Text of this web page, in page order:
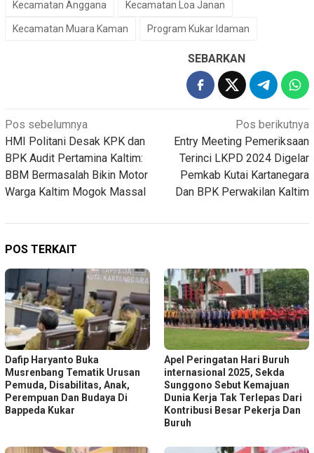
Kecamatan Anggana Kecamatan Loa Janan
Kecamatan Muara Kaman Program Kukar Idaman
SEBARKAN
Navigasi
pos
Pos sebelumnya
HMI Politani Desak KPK dan
BPK Audit Pertamina Kaltim:
BBM Bermasalah Bikin Motor
Warga Kaltim Mogok Massal
Pos berikutnya
Entry Meeting Pemeriksaan
Terinci LKPD 2024 Digelar
Pemkab Kutai Kartanegara
Dan BPK Perwakilan Kaltim
POS TERKAIT
Dafip Haryanto Buka
Musrenbang Tematik Urusan
Pemuda, Disabilitas, Anak,
Perempuan Dan Budaya Di
Bappeda Kukar
Apel Peringatan Hari Buruh
internasional 2025, Sekda
Sunggono Sebut Kemajuan
Dunia Kerja Tak Terlepas Dari
Kontribusi Besar Pekerja Dan
Buruh